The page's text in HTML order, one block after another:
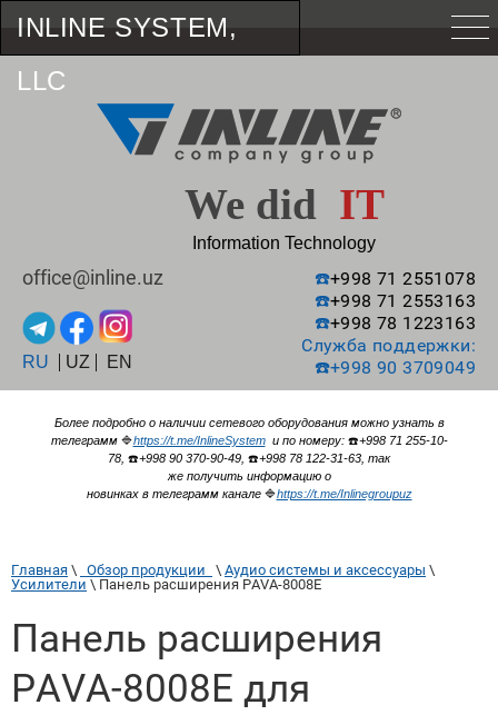
INLINE SYSTEM,
LLC
We did IT
Information Technology
office@inline.uz
RU UZ EN
☎️+998 71 2551078
☎️+998 71 2553163
☎️+998 78 1223163
Служба поддержки:
☎️+998 90 3709049
Более подробно о наличии сетевого оборудования можно узнать в
телеграмм 🔷https://t.me/InlineSystemи по номеру: ☎️+998 71 255-10-
78, ☎️+998 90 370-90-49, ☎️+998 78 122-31-63, так
же получить информацию о
новинках в телеграмм канале 🔷https://t.me/Inlinegroupuz
Главная \ Обзор продукции \ Аудио системы и аксессуары
Усилители \ Панель расширения PAVA-8008E
Панель расширения
PAVA-8008E для